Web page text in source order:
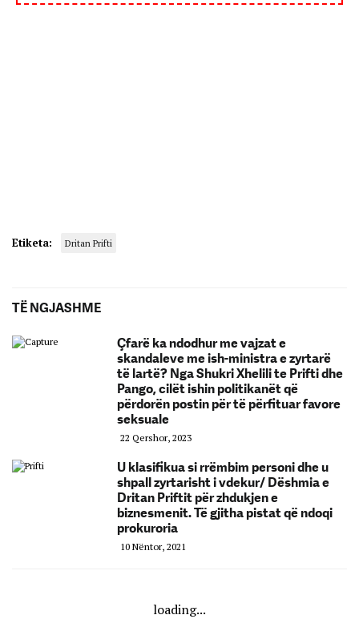
Etiketa: Dritan Prifti
TË NGJASHME
Çfarë ka ndodhur me vajzat e
skandaleve me ish-ministra e zyrtarë
të lartë? Nga Shukri Xhelili te Prifti dhe
Pango, cilët ishin politikanët që
përdorën postin për të përfituar favore
seksuale
22 Qershor, 2023
U klasifikua si rrëmbim personi dhe u
shpall zyrtarisht i vdekur/ Dëshmia e
Dritan Priftit për zhdukjen e
biznesmenit. Të gjitha pistat që ndoqi
prokuroria
10 Nëntor, 2021
loading...